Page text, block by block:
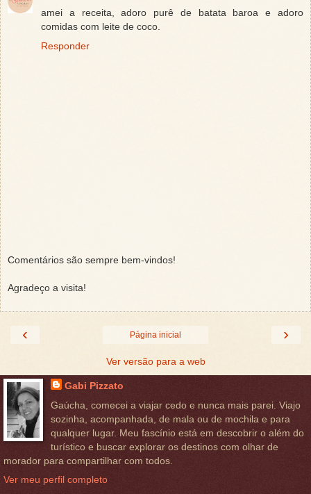
amei a receita, adoro purê de batata baroa e adoro
comidas com leite de coco.
Responder
Comentários são sempre bem-vindos!
Agradeço a visita!
‹ ›
Página inicial
Ver versão para a web
Gabi Pizzato
Gaúcha, comecei a viajar cedo e nunca mais parei. Viajo
sozinha, acompanhada, de mala ou de mochila e para
qualquer lugar. Meu fascínio está em descobrir o além do
turístico e buscar explorar os destinos com olhar de
morador para compartilhar com todos.
Ver meu perfil completo